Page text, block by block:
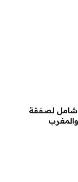
سبتة: 1 تحليل شامل لصفقة
والمغرب